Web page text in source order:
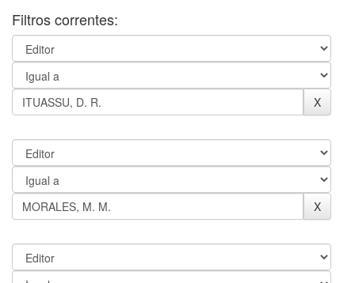
Filtros correntes: